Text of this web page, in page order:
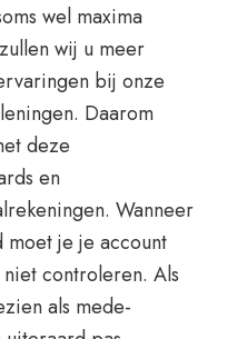
wel maxima
wij u meer
bij onze
Daarom
deze
en
Wanneer
je je account
controleren. Als
als mede-